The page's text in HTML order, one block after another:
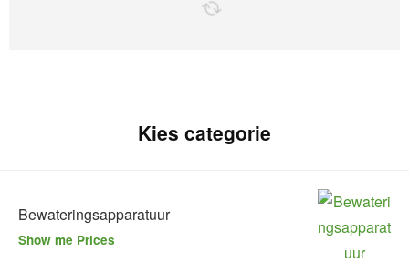
Kies categorie
Bewateringsapparatuur
Show me Prices